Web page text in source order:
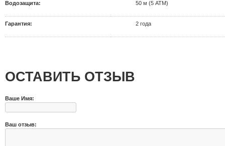
Водозащита: 50 м (5 АТМ)
Гарантия: 2 года
ОСТАВИТЬ ОТЗЫВ
Ваше Имя:
Ваш отзыв: